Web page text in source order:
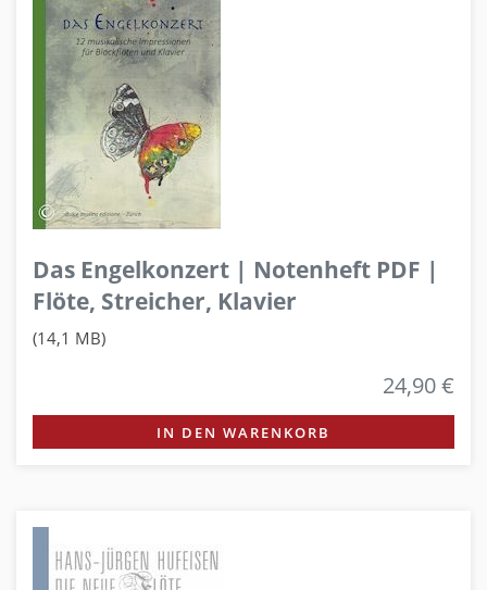
Das Engelkonzert | Notenheft PDF |
Flöte, Streicher, Klavier
(14,1 MB)
24,90 €
IN DEN WARENKORB